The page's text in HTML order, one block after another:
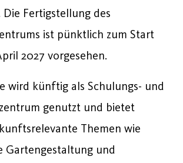
Fertigstellung des
ist pünktlich zum Start
2027 vorgesehen.
wird künftig als Schulungs- und
genutzt und bietet
Themen wie
Gartengestaltung und